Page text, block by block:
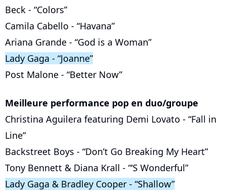
Beck - “Colors”
Camila Cabello - “Havana”
Ariana Grande - “God is a Woman”
Lady Gaga - “Joanne”
Post Malone - “Better Now”
Meilleure performance pop en duo/groupe
Christina Aguilera featuring Demi Lovato - “Fall in
Line”
Backstreet Boys - “Don’t Go Breaking My Heart”
Tony Bennett & Diana Krall - “‘S Wonderful”
Lady Gaga & Bradley Cooper - “Shallow”